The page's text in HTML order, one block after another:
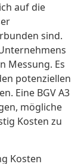
auf die
sind.
Messung. Es
potenziellen
Eine BGV A3
mögliche
Kosten zu
Kosten